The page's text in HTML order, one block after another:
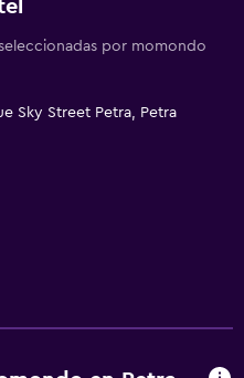
por momondo
Sky Street Petra, Petra